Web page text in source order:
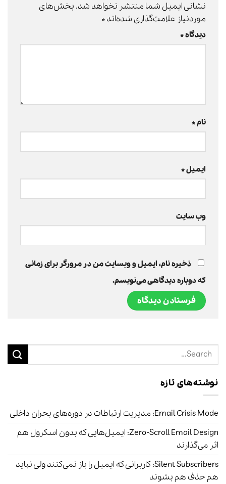
نشانی ایمیل شما منتشر نخواهد شد. بخش‌های
موردنیاز علامت‌گذاری شده‌اند*
دیدگاه*
نام*
ایمیل*
وب‌ سایت
ذخیره نام، ایمیل و وبسایت من در مرورگر برای زمانی
که دوباره دیدگاهی می‌نویسم.
نوشته‌های تازه
Email Crisis Mode: مدیریت ارتباطات در دوره‌های بحران داخلی
Zero-Scroll Email Design: ایمیل‌هایی که بدون اسکرول هم
اثر می‌گذارند
Silent Subscribers: کاربرانی که ایمیل را باز نمی‌کنند ولی نباید
هم حذف هم بشوند